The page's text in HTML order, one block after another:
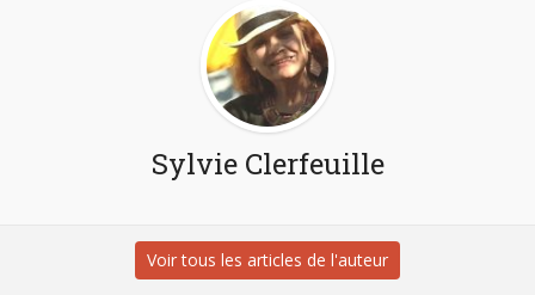
Sylvie Clerfeuille
Voir tous les articles de l'auteur